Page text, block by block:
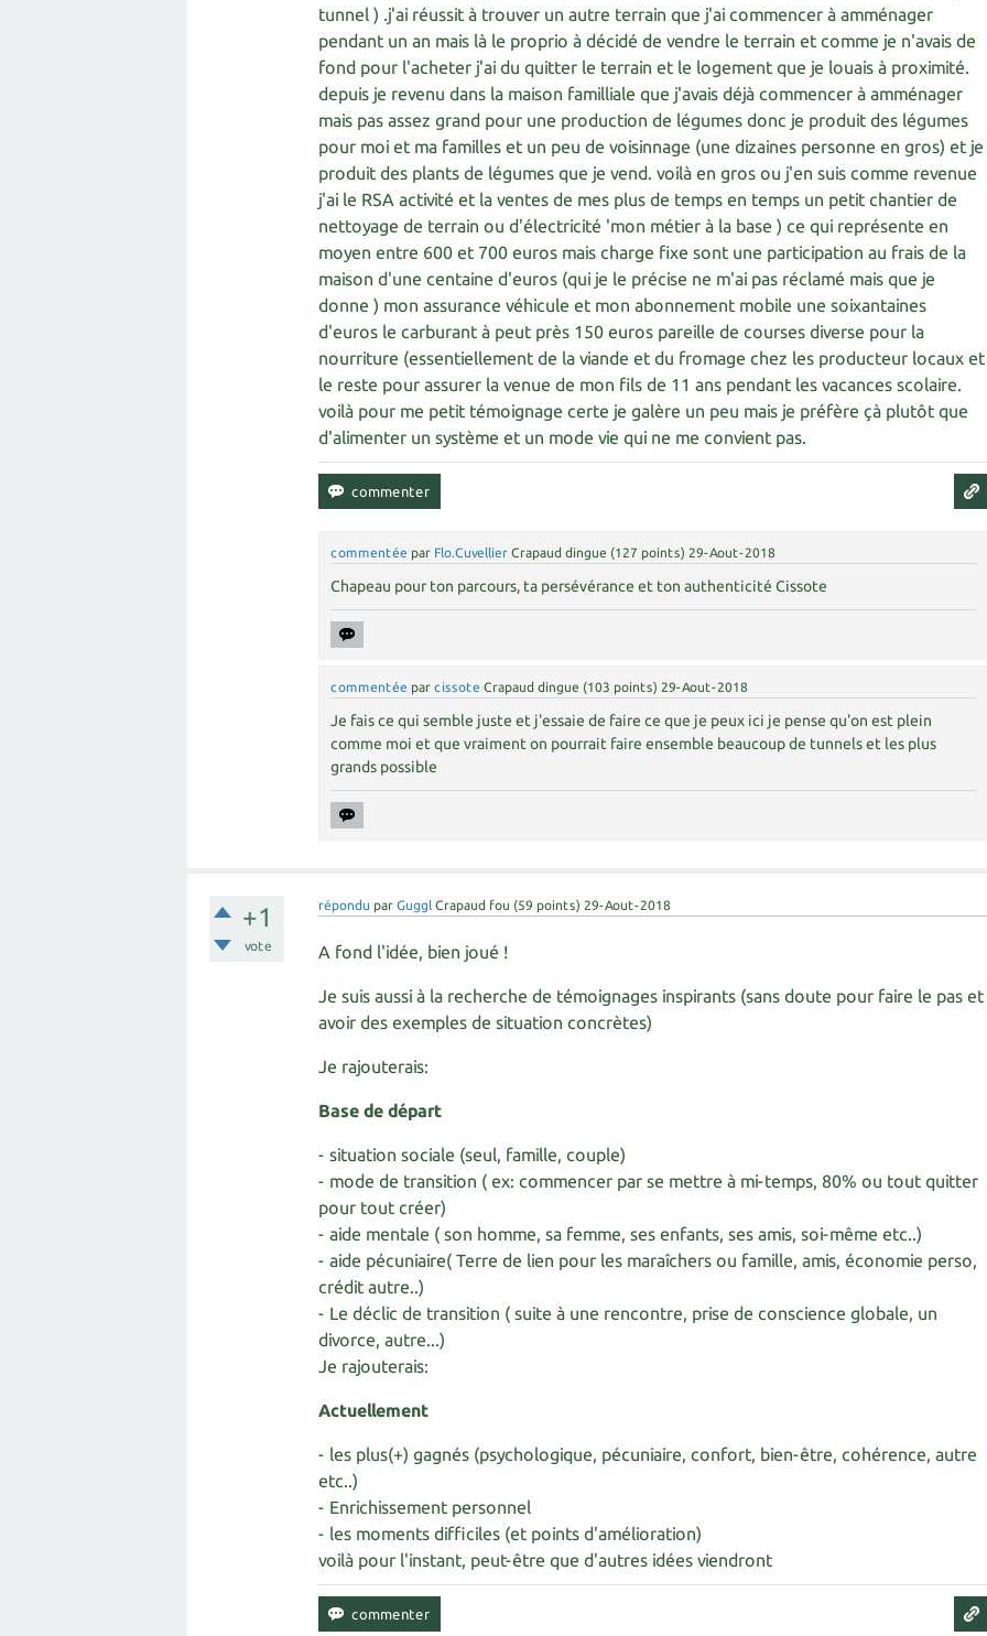
tunnel ) .j'ai réussit à trouver un autre terrain que j'ai commencer à amménager
pendant un an mais là le proprio à décidé de vendre le terrain et comme je n'avais de
fond pour l'acheter j'ai du quitter le terrain et le logement que je louais à proximité.
depuis je revenu dans la maison familliale que j'avais déjà commencer à amménager
mais pas assez grand pour une production de légumes donc je produit des légumes
pour moi et ma familles et un peu de voisinnage (une dizaines personne en gros) et je
produit des plants de légumes que je vend. voilà en gros ou j'en suis comme revenue
j'ai le RSA activité et la ventes de mes plus de temps en temps un petit chantier de
nettoyage de terrain ou d'électricité 'mon métier à la base ) ce qui représente en
moyen entre 600 et 700 euros mais charge fixe sont une participation au frais de la
maison d'une centaine d'euros (qui je le précise ne m'ai pas réclamé mais que je
donne ) mon assurance véhicule et mon abonnement mobile une soixantaines
d'euros le carburant à peut près 150 euros pareille de courses diverse pour la
nourriture (essentiellement de la viande et du fromage chez les producteur locaux et
le reste pour assurer la venue de mon fils de 11 ans pendant les vacances scolaire.
voilà pour me petit témoignage certe je galère un peu mais je préfère çà plutôt que
d'alimenter un système et un mode vie qui ne me convient pas.
commentée par Flo.Cuvellier Crapaud dingue (127 points) 29-Aout-2018
Chapeau pour ton parcours, ta persévérance et ton authenticité Cissote
commentée parcissote Crapaud dingue (103 points) 29-Aout-2018
Je fais ce qui semble juste et j'essaie de faire ce que je peux ici je pense qu'on est plein
comme moi et que vraiment on pourrait faire ensemble beaucoup de tunnels et les plus
grands possible
+1
vote
répondu parGuggl Crapaud fou (59 points) 29-Aout-2018
A fond l'idée, bien joué !
Je suis aussi à la recherche de témoignages inspirants (sans doute pour faire le pas et
avoir des exemples de situation concrètes)
Je rajouterais:
Base de départ
- situation sociale (seul, famille, couple)
- mode de transition ( ex: commencer par se mettre à mi-temps, 80% ou tout quitter
pour tout créer)
- aide mentale ( son homme, sa femme, ses enfants, ses amis, soi-même etc..)
- aide pécuniaire( Terre de lien pour les maraîchers ou famille, amis, économie perso,
crédit autre..)
- Le déclic de transition ( suite à une rencontre, prise de conscience globale, un
divorce, autre...)
Je rajouterais:
Actuellement
- les plus(+) gagnés (psychologique, pécuniaire, confort, bien-être, cohérence, autre
etc..)
- Enrichissement personnel
- les moments difficiles (et points d'amélioration)
voilà pour l'instant, peut-être que d'autres idées viendront